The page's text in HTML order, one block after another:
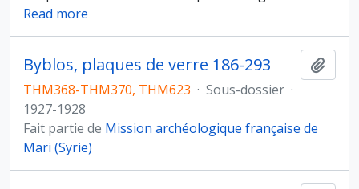
Read more
Byblos, plaques de verre 186-293
THM368-THM370, THM623 · Sous-dossier ·
1927-1928
Fait partie de Mission archéologique française de
Mari (Syrie)